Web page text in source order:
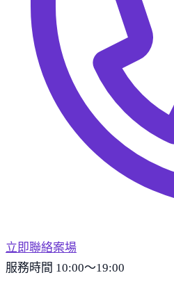
立即聯絡案場
服務時間 10:00～19:00